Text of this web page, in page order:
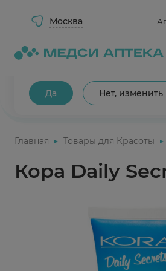
Москва
Ваш город Москва?
Да Нет, изменить
КАТАЛОГ
Главная Товары для Красоты
Кора Daily